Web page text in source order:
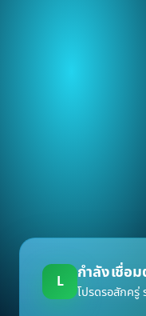
L กำลังเชื่อ
โปรดรอสักครู่